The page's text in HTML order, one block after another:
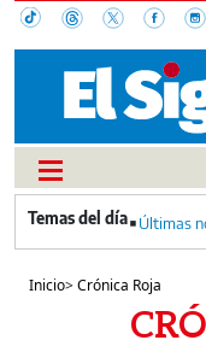
Últimas
Inicio>Crónica Roja